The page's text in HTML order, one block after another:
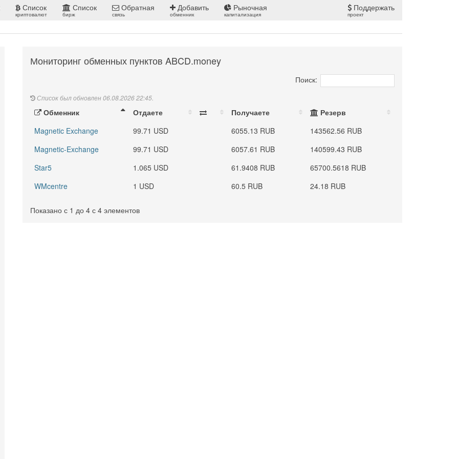
Список
криптовалют
Список
бирж
Обратная
связь
Добавить
обменник
Рыночная
капитализация
Поддержать
проект
Мониторинг обменных пунктов ABCD.money
Поиск:
Список был обновлен 06.08.2026 22:45.
Обменник Отдаете Получаете
Резерв
Magnetic Exchange
99.71 USD 6055.13 RUB
143562.56 RUB
Magnetic-Exchange
99.71 USD 6057.61 RUB
140599.43 RUB
Star5
1.065 USD 61.9408 RUB
65700.5618 RUB
WMcentre
1 USD 60.5 RUB 24.18 RUB
Показано с 1 до 4 с 4 элементов